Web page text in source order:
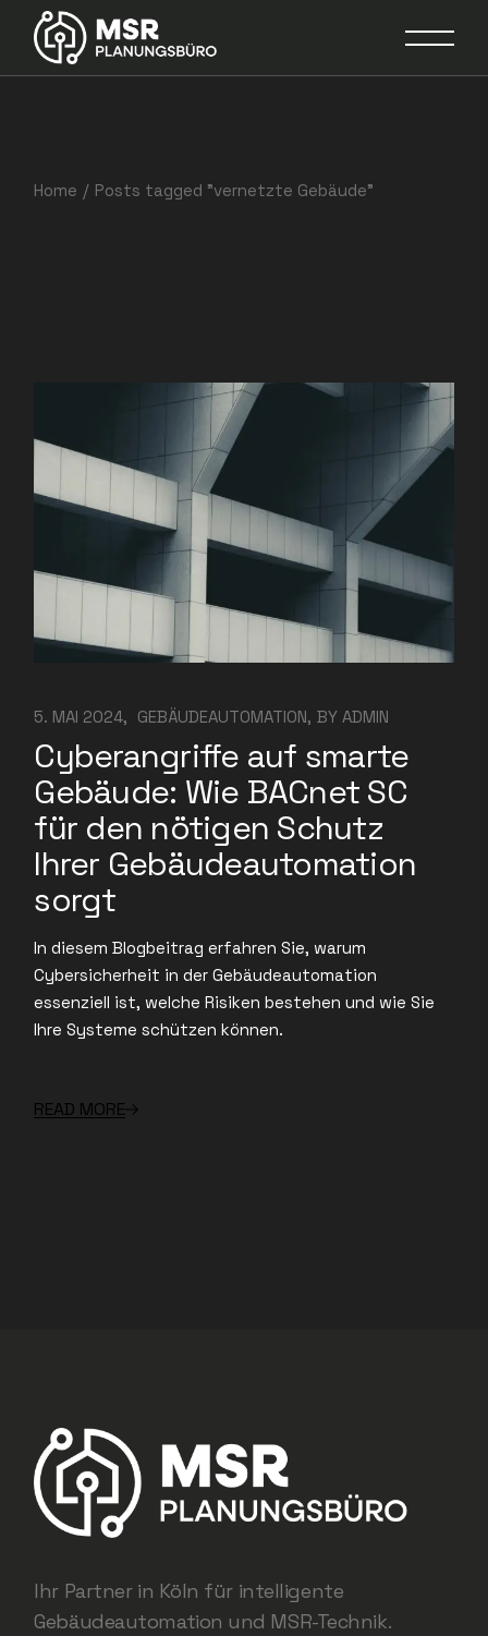
content
Home Posts tagged "vernetzte Gebäude"
5. MAI 2024 GEBÄUDEAUTOMATION BY ADMIN
Cyberangriffe auf smarte
Gebäude: Wie BACnet SC
für den nötigen Schutz
Ihrer Gebäudeautomation
sorgt
In diesem Blogbeitrag erfahren Sie, warum
Cybersicherheit in der Gebäudeautomation
essenziell ist, welche Risiken bestehen und wie Sie
Ihre Systeme schützen können.
READ MORE
Ihr Partner in Köln für intelligente
Gebäudeautomation und MSR-Technik.